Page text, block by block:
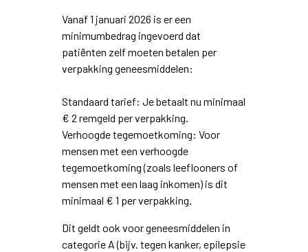
Vanaf 1 januari 2026 is er een
minimumbedrag ingevoerd dat
patiënten zelf moeten betalen per
verpakking geneesmiddelen:
Standaard tarief: Je betaalt nu minimaal
€ 2 remgeld per verpakking.
Verhoogde tegemoetkoming: Voor
mensen met een verhoogde
tegemoetkoming (zoals leeflooners of
mensen met een laag inkomen) is dit
minimaal € 1 per verpakking.
Dit geldt ook voor geneesmiddelen in
categorie A (bijv. tegen kanker, epilepsie